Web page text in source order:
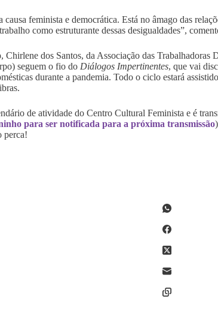
feminista e democrática. Está no âmago das
como estruturante dessas desigualdades”,
dos Santos, da Associação das Trabalhadoras
seguem o fio do Diálogos Impertinentes, que vai
durante a pandemia. Todo o ciclo estará
de atividade do Centro Cultural Feminista e é
para ser notificada para a próxima transmissão
perca!